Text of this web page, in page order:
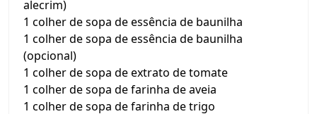
alecrim)
1 colher de sopa de essência de baunilha
1 colher de sopa de essência de baunilha
(opcional)
1 colher de sopa de extrato de tomate
1 colher de sopa de farinha de aveia
1 colher de sopa de farinha de trigo